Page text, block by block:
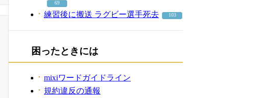
69
練習後に搬送 ラグビー選手死去 103
困ったときには
mixiワードガイドライン
規約違反の通報